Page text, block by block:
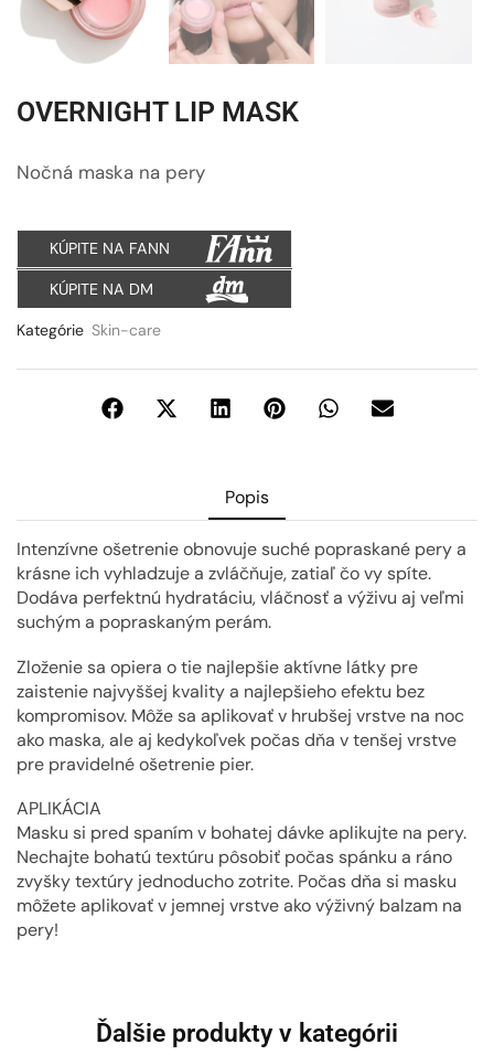
OVERNIGHT LIP MASK
Nočná maska na pery
KÚPITE NA FANN
KÚPITE NA DM
Kategórie Skin-care
Popis
Intenzívne ošetrenie obnovuje suché popraskané pery a
krásne ich vyhladzuje a zvláčňuje, zatiaľ čo vy spíte.
Dodáva perfektnú hydratáciu, vláčnosť a výživu aj veľmi
suchým a popraskaným perám.
Zloženie sa opiera o tie najlepšie aktívne látky pre
zaistenie najvyššej kvality a najlepšieho efektu bez
kompromisov. Môže sa aplikovať v hrubšej vrstve na noc
ako maska, ale aj kedykoľvek počas dňa v tenšej vrstve
pre pravidelné ošetrenie pier.
APLIKÁCIA
Masku si pred spaním v bohatej dávke aplikujte na pery.
Nechajte bohatú textúru pôsobiť počas spánku a ráno
zvyšky textúry jednoducho zotrite. Počas dňa si masku
môžete aplikovať v jemnej vrstve ako výživný balzam na
pery!
Ďalšie produkty v kategórii